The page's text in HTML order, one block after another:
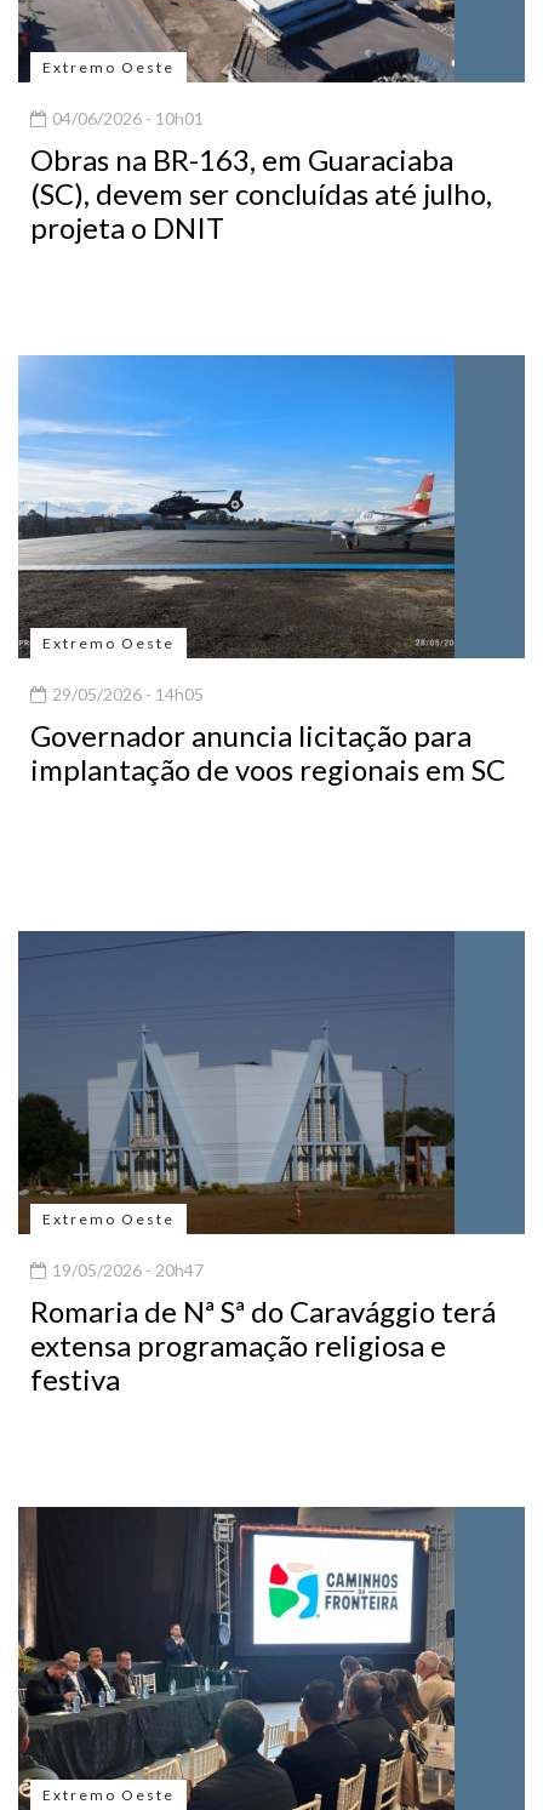
Extremo Oeste
04/06/2026 - 10h01
Obras na BR-163, em Guaraciaba
(SC), devem ser concluídas até julho,
projeta o DNIT
Extremo Oeste
29/05/2026 - 14h05
Governador anuncia licitação para
implantação de voos regionais em SC
Extremo Oeste
19/05/2026 - 20h47
Romaria de Nª Sª do Caravággio terá
extensa programação religiosa e
festiva
Extremo Oeste